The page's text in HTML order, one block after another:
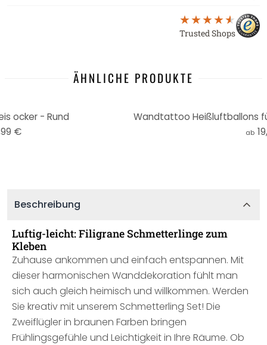
Trusted Shops
ÄHNLICHE PRODUKTE
ocker - Rund
€
ab
Beschreibung
Luftig-leicht: Filigrane Schmetterlinge zum
Kleben
Zuhause ankommen und einfach entspannen. Mit
dieser harmonischen Wanddekoration fühlt man
sich auch gleich heimisch und willkommen. Werden
Sie kreativ mit unserem Schmetterling Set! Die
Zweiflügler in braunen Farben bringen
Frühlingsgefühle und Leichtigkeit in Ihre Räume. Ob